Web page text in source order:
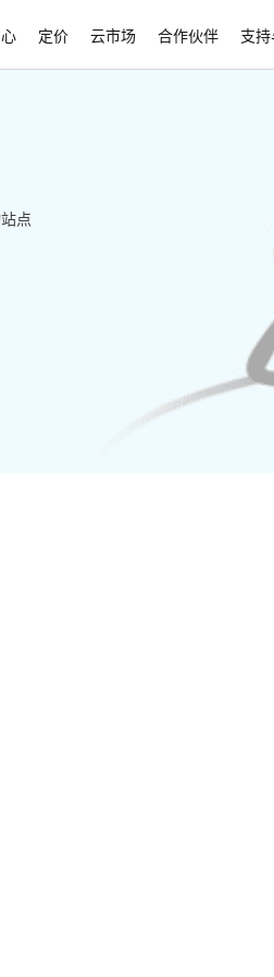
定价 云市场 合作伙伴 支
点